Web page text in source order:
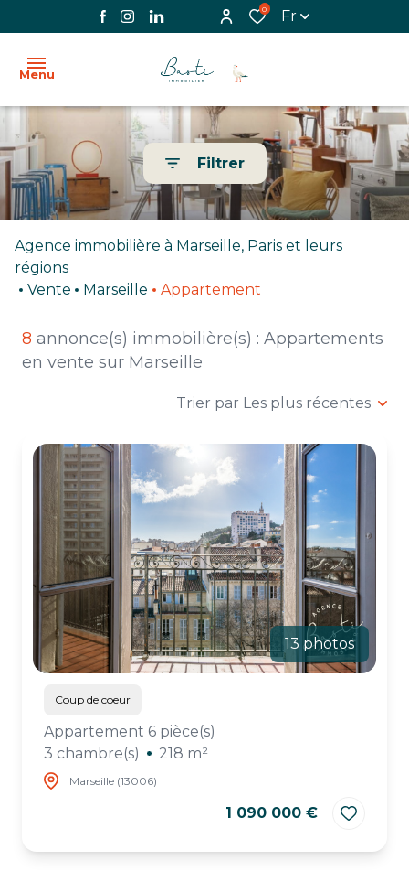
0 Fr
Menu
ACCUEIL
L'AGENCE
LOCATION
VENDUS
IMMOBILIER
PROFESSIONNEL
ESTIMATION
CHASSE
IMMO
Filtrer
Agence immobilière à Marseille, Paris et leurs
régions
Vente
Marseille Appartement
8 annonce(s) immobilière(s) : Appartements
en vente sur Marseille
Trier par Les plus récentes
13 photos
Coup de coeur
Appartement 6 pièce(s)
3 chambre(s)
218 m²
Marseille (13006)
1 090 000 €